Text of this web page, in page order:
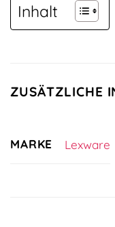
Inhalt
ZUSÄTZLICHE
MARKE Lexware